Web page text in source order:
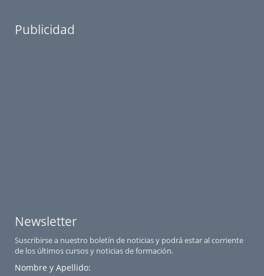
Publicidad
Newsletter
Suscribirse a nuestro boletín de noticias y podrá estar al corriente
de los últimos cursos y noticias de formación.
Nombre y Apellido: